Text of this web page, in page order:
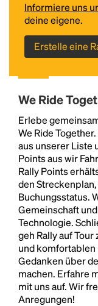
Informiere uns
deine eigene.
Erstelle eine
We Ride
Erlebe
We Ride
aus unserer Liste
Points aus wir
Rally Points
den
Buchungsstatus.
Gemeinschaft
Technologie.
geh Rally auf
und komfortablen
Gedanken über
machen. Erfahre
mit uns auf. Wir
Anregungen!
Lorem Ipsum
and typesetting
industry's
1500s, when
type and
book. It has
the leap into